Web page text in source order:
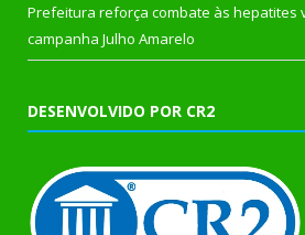
Prefeitura reforça combate às hepatites
campanha Julho Amarelo
DESENVOLVIDO POR CR2